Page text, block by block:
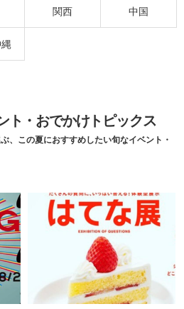
関西 中国
ト・おでかけトピックス
、この夏におすすめしたい旬なイベント・